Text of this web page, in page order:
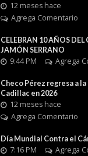
12 meses hace
Agrega Comentario
CELEBRAN 10 AÑOS
JAMÓN SERRANO
9:44 PM Agrega
Checo Pérez regresa a la
Cadillac en 2026
12 meses hace
Agrega Comentario
Día Mundial Contra el
7:16 PM Agrega